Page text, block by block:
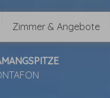
Zimmer & Angebote